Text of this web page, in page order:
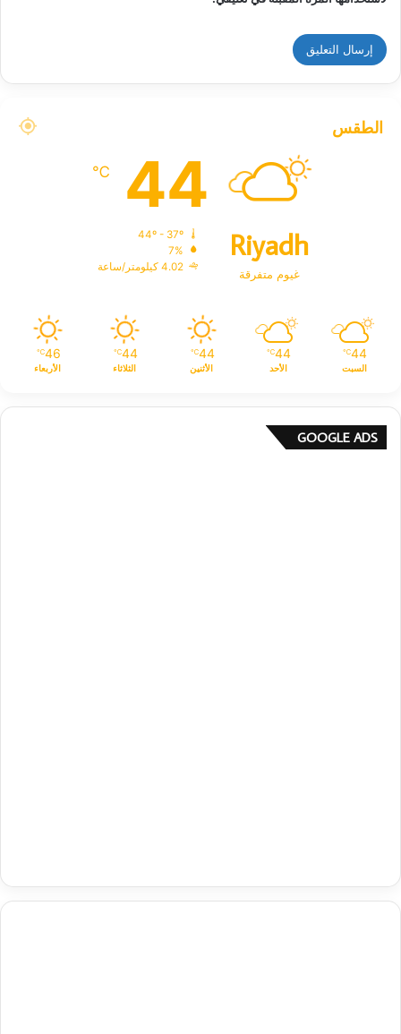
الطقس
Riyadh
غيوم متفرقة
44
℃
7%
4.02 كيلومتر/ساعة
44
℃
السبت
44
℃
الأحد
44
℃
الأثنين
44
℃
الثلاثاء
46
℃
الأربعاء
GOOGLE ADS